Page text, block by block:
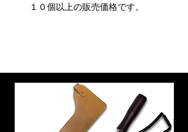
１０個以上の販売価格です。